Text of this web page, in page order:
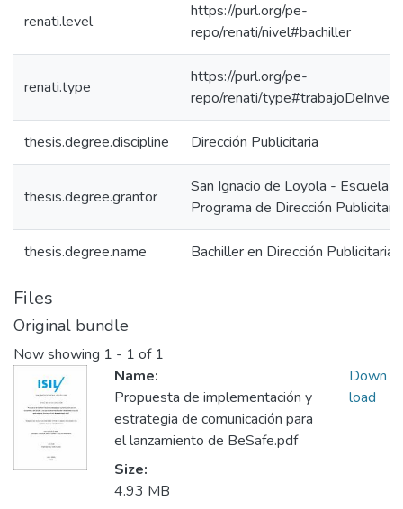
renati.level
https://purl.org/pe-
repo/renati/nivel#bachiller
renati.type
https://purl.org/pe-
repo/renati/
thesis.degree.discipline Dirección Publicitaria
thesis.degree.grantor
San Ignacio de Loyola - Escuela
Programa de Dirección Publicitaria
thesis.degree.name Bachiller en Dirección Publicitaria
Files
Original bundle
Now showing 1 - 1 of 1
Name:
Propuesta de implementación y
estrategia de comunicación para
el lanzamiento de BeSafe.pdf
Size:
4.93 MB
Down
load